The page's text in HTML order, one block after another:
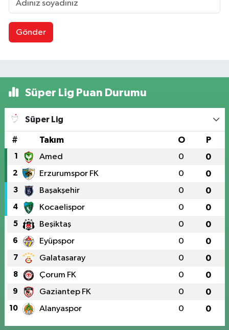
Gönder
Süper Lig Puan Durumu
Süper Lig
# Takım O P
1 Amed 0 0
2 Erzurumspor FK 0 0
3 Başakşehir 0 0
4 Kocaelispor 0 0
5 Beşiktaş 0 0
6 Eyüpspor 0 0
7 Galatasaray 0 0
8 Çorum FK 0 0
9 Gaziantep FK 0 0
10 Alanyaspor 0 0